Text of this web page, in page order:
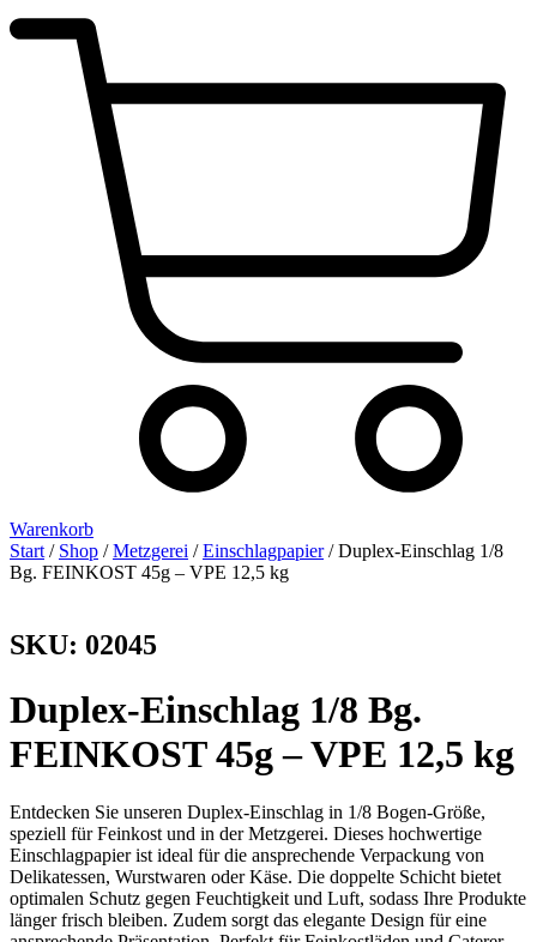
Warenkorb
Start / Shop /Metzgerei /Einschlagpapier/ Duplex-Einschlag 1/8
Bg. FEINKOST 45g – VPE 12,5 kg
SKU: 02045
Duplex-Einschlag 1/8 Bg.
FEINKOST 45g – VPE 12,5 kg
Entdecken Sie unseren Duplex-Einschlag in 1/8 Bogen-Größe,
speziell für Feinkost und in der Metzgerei. Dieses hochwertige
Einschlagpapier ist ideal für die ansprechende Verpackung von
Delikatessen, Wurstwaren oder Käse. Die doppelte Schicht bietet
optimalen Schutz gegen Feuchtigkeit und Luft, sodass Ihre Produkte
länger frisch bleiben. Zudem sorgt das elegante Design für eine